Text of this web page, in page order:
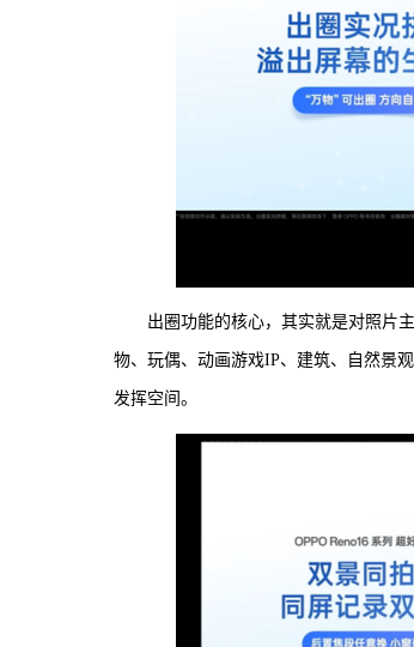
出圈功能的核心，其实就是对照片
物、玩偶、动画游戏IP、建筑、自然景
发挥空间。